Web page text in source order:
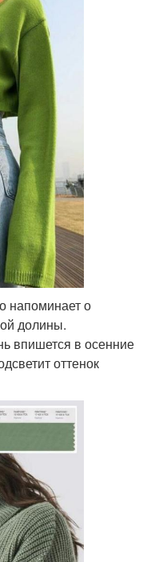
напоминает о
долины.
впишется в осенние
оттенок